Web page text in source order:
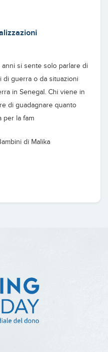
anni si sente solo parlare di
di guerra o da situazioni
in Senegal. Chi viene in
di guadagnare quanto
per la fam
di Malika